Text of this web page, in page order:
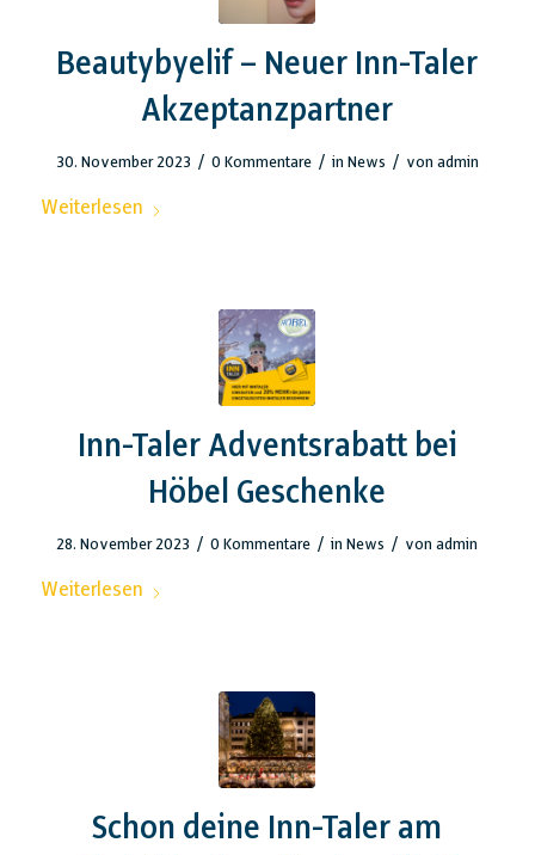
Beautybyelif – Neuer Inn-Taler
Akzeptanzpartner
30. November 2023 / 0 Kommentare / in News / von admin
Weiterlesen
Inn-Taler Adventsrabatt bei
Höbel Geschenke
28. November 2023 / 0 Kommentare / inNews / vonadmin
Weiterlesen
Schon deine Inn-Taler am